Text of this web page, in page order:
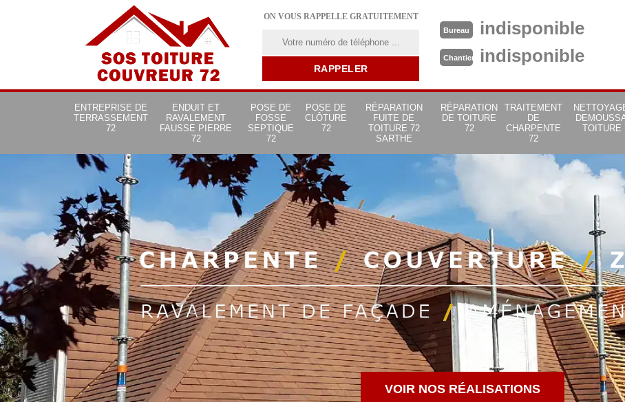
ON VOUS RAPPELLE GRATUITEMENT
Bureau indisponible
Chantier indisponible
ENTREPRISE DE
TERRASSEMENT
72
ENDUIT ET
RAVALEMENT
FAUSSE PIERRE
72
POSE DE
FOSSE
SEPTIQUE
72
POSE DE
CLÔTURE
72
RÉPARATION
FUITE DE
TOITURE 72
SARTHE
RÉPARATION
DE TOITURE
72
TRAITEMENT
DE
CHARPENTE
72
TOITURE
VOIR NOS RÉALISATIONS